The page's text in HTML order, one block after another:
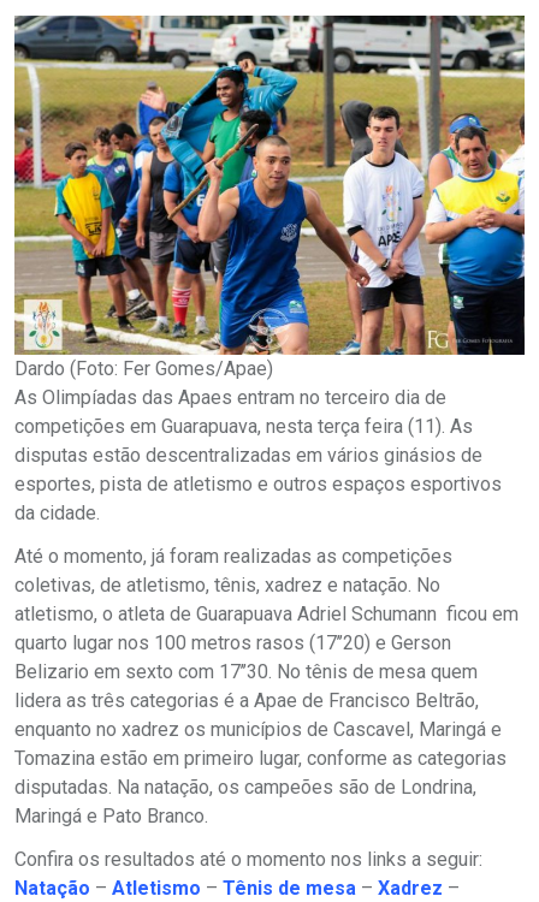
Dardo (Foto: Fer Gomes/Apae)
As Olimpíadas das Apaes entram no terceiro dia de
competições em Guarapuava, nesta terça feira (11). As
disputas estão descentralizadas em vários ginásios de
esportes, pista de atletismo e outros espaços esportivos
da cidade.
Até o momento, já foram realizadas as competições
coletivas, de atletismo, tênis, xadrez e natação. No
atletismo, o atleta de Guarapuava Adriel Schumann ficou em
quarto lugar nos 100 metros rasos (17’’20) e Gerson
Belizario em sexto com 17’’30. No tênis de mesa quem
lidera as três categorias é a Apae de Francisco Beltrão,
enquanto no xadrez os municípios de Cascavel, Maringá e
Tomazina estão em primeiro lugar, conforme as categorias
disputadas. Na natação, os campeões são de Londrina,
Maringá e Pato Branco.
Confira os resultados até o momento nos links a seguir:
Natação – Atletismo – Tênis de mesa – Xadrez –